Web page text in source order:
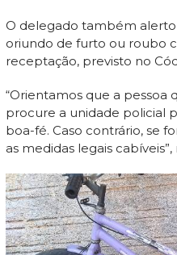
O delegado também
oriundo de furto ou roubo
receptação, previsto no
“Orientamos que a pessoa
procure a unidade policial
boa-fé. Caso contrário, se
as medidas legais